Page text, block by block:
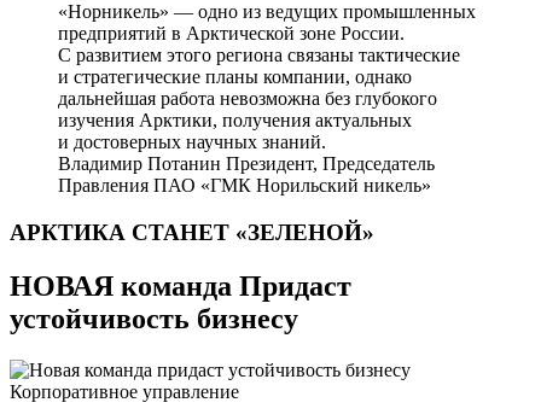
«Норникель» — одно из ведущих промышленных
предприятий в Арктической зоне России.
С развитием этого региона связаны тактические
и стратегические планы компании, однако
дальнейшая работа невозможна без глубокого
изучения Арктики, получения актуальных
и достоверных научных знаний.
Владимир Потанин Президент, Председатель
Правления ПАО «ГМК Норильский никель»
АРКТИКА СТАНЕТ «ЗЕЛЕНОЙ»
НОВАЯ команда Придаст
устойчивость бизнесу
Корпоративное управление